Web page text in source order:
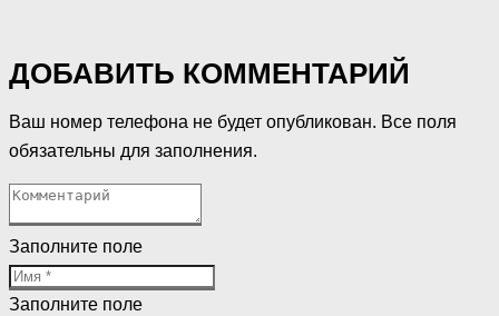
ДОБАВИТЬ КОММЕНТАРИЙ
Ваш номер телефона не будет опубликован. Все поля
обязательны для заполнения.
Заполните поле
Заполните поле